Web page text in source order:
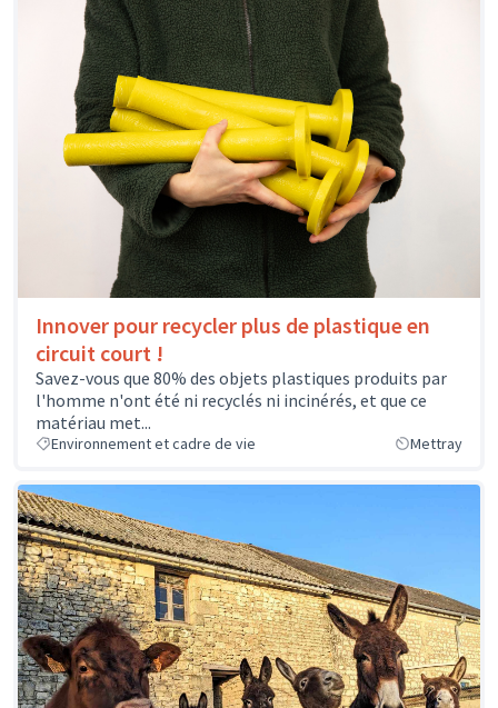
Innover pour recycler plus de plastique en
circuit court !
Savez-vous que 80% des objets plastiques produits par
l'homme n'ont été ni recyclés ni incinérés, et que ce
matériau met...
Environnement et cadre de vie Mettray